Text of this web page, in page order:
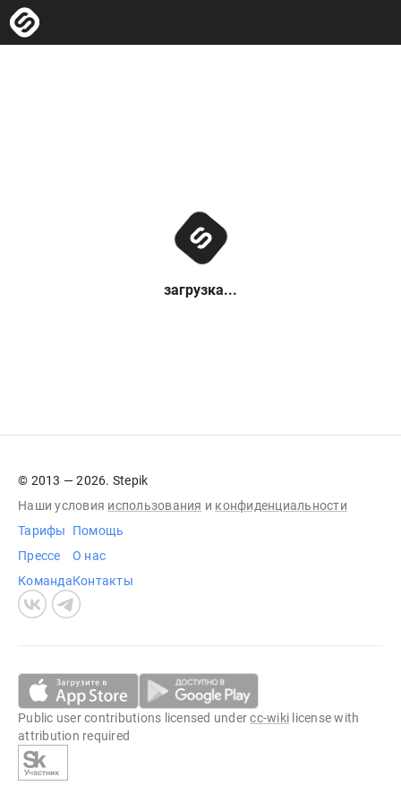
загрузка...
© 2013 — 2026. Stepik
Наши условия использования и конфиденциальности
Тарифы
Прессе
Команда
Помощь
О нас
Контакты
Public user contributions licensed undercc-wiki license with
attribution required